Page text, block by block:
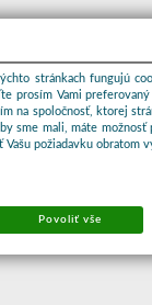
stránkach fungujú
prosím Vami
na spoločnosť, ktorej
sme mali, máte možnosť
Vašu požiadavku obratom
Povoliť vše